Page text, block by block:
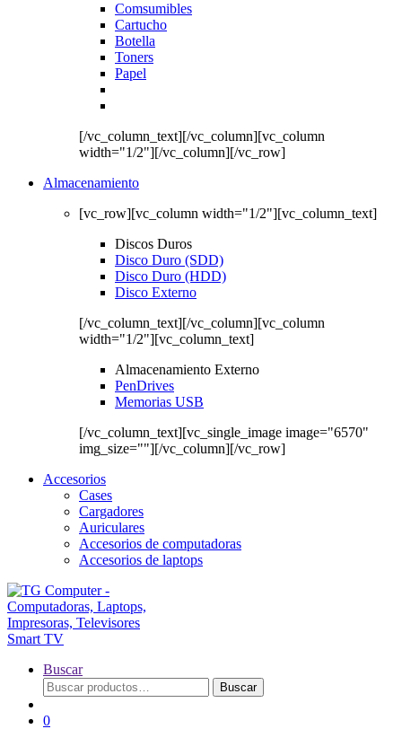
Comsumibles
Cartucho
Botella
Toners
Papel
[/vc_column_text][/vc_column][vc_column
width="1/2"][/vc_column][/vc_row]
Almacenamiento
[vc_row][vc_column width="1/2"][vc_column_text]
Discos Duros
Disco Duro (SDD)
Disco Duro (HDD)
Disco Externo
[/vc_column_text][/vc_column][vc_column
width="1/2"][vc_column_text]
Almacenamiento Externo
PenDrives
Memorias USB
[/vc_column_text][vc_single_image image="6570"
img_size=""][/vc_column][/vc_row]
Accesorios
Cases
Cargadores
Auriculares
Accesorios de computadoras
Accesorios de laptops
Buscar
Buscar
por:
Buscar
0